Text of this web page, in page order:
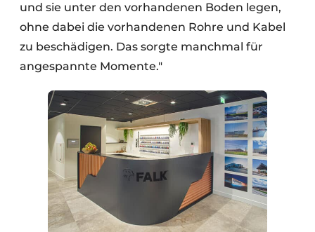
und sie unter den vorhandenen Boden legen,
ohne dabei die vorhandenen Rohre und Kabel
zu beschädigen. Das sorgte manchmal für
angespannte Momente."